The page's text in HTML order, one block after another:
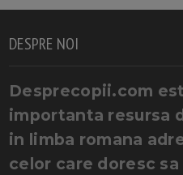
DESPRE NOI
Desprecopii.com
importanta resursa
in limba romana
celor care doresc